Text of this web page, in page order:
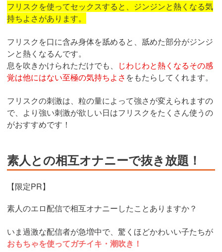
フリスクを使ってセックスすると、ジンジンと熱くなる気
持ちよさがあります。
フリスクを口に含み身体を舐めると、舐めた部分がジンジ
ンと熱くなるんです。
息を吹きかけられただけでも、
じわじわと熱くなるその感
覚は他にはない至極の気持ちよさ をもたらしてくれます。
フリスクの刺激は、粒の量によって強さが変えられますの
で、より強い刺激が欲しい日はフリスクをたくさん使うの
がおすすめです！
素人との相互オナニーで抜き放題！
【限定PR】
素人のエロ配信で相互オナニーしたことありますか？
いま過激な配信者が急増中で、驚くほどかわいい子たちが
おもちゃを使ってガチイキ・潮吹き！